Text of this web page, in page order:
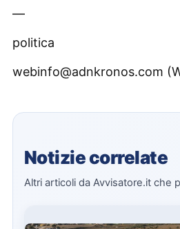
—
politica
webinfo@adnkronos.com
Notizie correlate
Altri articoli da Avvisatore.it che